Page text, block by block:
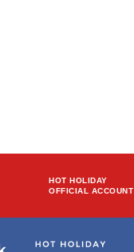
HOT HOLIDAY
OFFICIAL ACCOUNT